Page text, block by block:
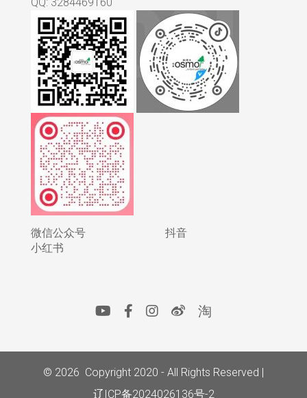
微信公众号 抖音
小红书
淘
© 2026 Copyright 2020 - All Rights Reserved |
辽ICP备2024026136号-2